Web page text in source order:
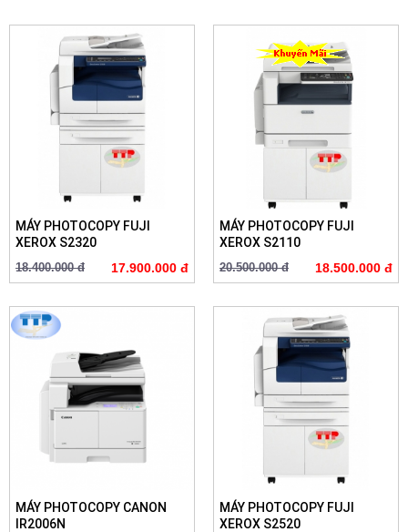
MÁY PHOTOCOPY FUJI
XEROX S2320
18.400.000 đ 17.900.000 đ
MÁY PHOTOCOPY FUJI
XEROX S2110
20.500.000 đ 18.500.000 đ
MÁY PHOTOCOPY CANON
IR2006N
MÁY PHOTOCOPY FUJI
XEROX S2520